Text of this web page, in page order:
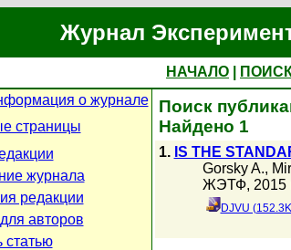
Журнал
НАЧАЛО
о журнале
страницы
журнала
редакции
авторов
статью
Поиск
Найдено 1
1. IS THE
Gorsky A.,
ЖЭТФ, 2015
DJVU